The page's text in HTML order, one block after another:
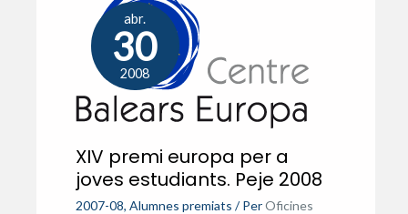
abr.
30
2008
XIV premi europa per a
joves estudiants. Peje 2008
2007-08, Alumnes premiats / Per Oficines